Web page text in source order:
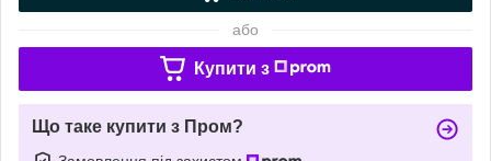
або
Купити з
Що таке купити з Пром?